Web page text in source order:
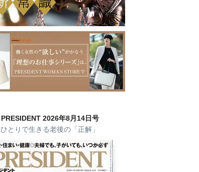
PRESIDENT 2026年8月14日号
ひとりで生きる老後の「正解」